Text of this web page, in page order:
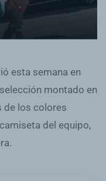
esta semana en
montado en
de los colores
del equipo,